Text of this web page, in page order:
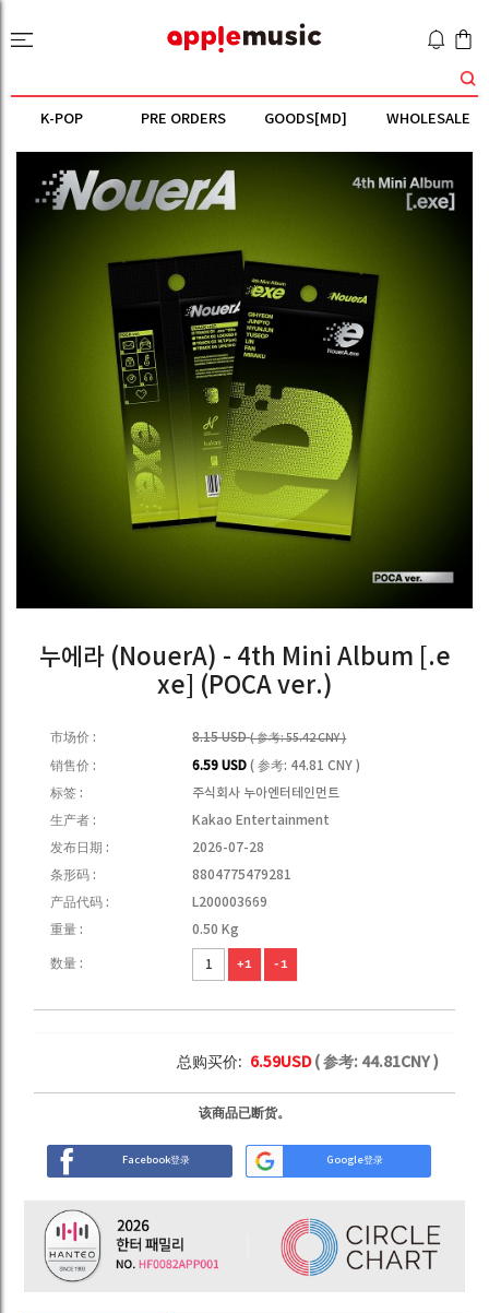
K-POP PRE ORDERS GOODS[MD] WHOLESALE
누에라 (NouerA) - 4th Mini Album [.e
xe] (POCA ver.)
市场价 : 8.15 USD( 参考: 55.42 CNY )
销售价 : 6.59 USD( 参考: 44.81 CNY )
标签 :
주식회사 누아엔터테인먼트
生产者 :
Kakao Entertainment
发布日期 :
2026-07-28
条形码 :
8804775479281
产品代码 :
L200003669
重量 :
0.50 Kg
数量 : +1 -1
总购买价: 6.59USD( 参考: 44.81CNY )
该商品已断货。
Facebook登录 Google登录